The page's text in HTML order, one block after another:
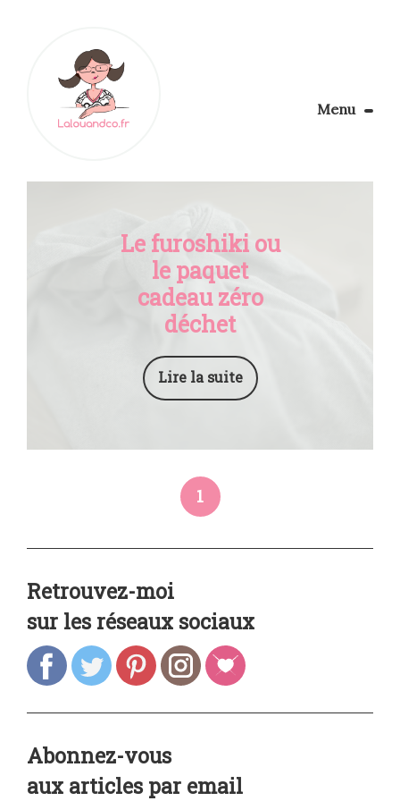
Menu
Personnalisez vos tissus
Le furoshiki ou
le paquet
cadeau zéro
déchet
Lire la suite
1
Retrouvez-moi
sur les réseaux sociaux
Abonnez-vous
aux articles par email